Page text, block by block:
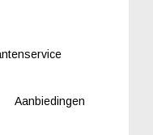
Aanbiedingen